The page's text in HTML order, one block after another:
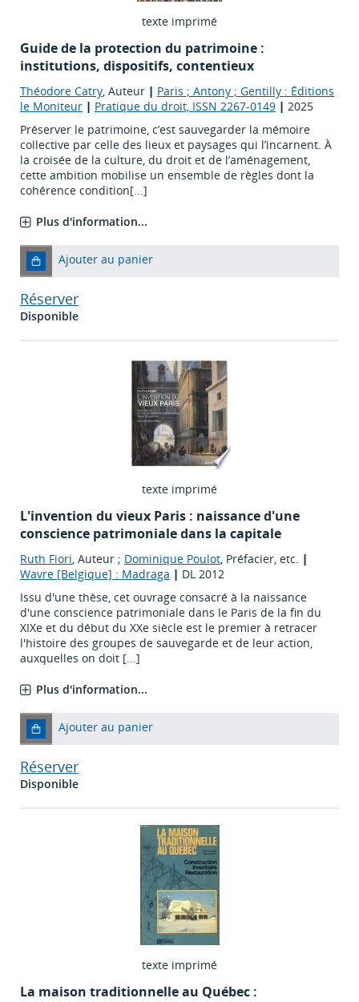
texte imprimé
Guide de la protection du patrimoine :
institutions, dispositifs, contentieux
Théodore Catry, Auteur | Paris ; Antony ; Gentilly : Éditions
le Moniteur | Pratique du droit, ISSN 2267-0149 | 2025
Préserver le patrimoine, c’est sauvegarder la mémoire
collective par celle des lieux et paysages qui l’incarnent. À
la croisée de la culture, du droit et de l’aménagement,
cette ambition mobilise un ensemble de règles dont la
cohérence condition[...]
Plus d'information...
Ajouter au panier
Réserver
Disponible
texte imprimé
L'invention du vieux Paris : naissance d'une
conscience patrimoniale dans la capitale
Ruth Fiori, Auteur ; Dominique Poulot, Préfacier, etc. |
Wavre [Belgique] : Madraga | DL 2012
Issu d'une thèse, cet ouvrage consacré à la naissance
d'une conscience patrimoniale dans le Paris de la fin du
XIXe et du début du XXe siècle est le premier à retracer
l'histoire des groupes de sauvegarde et de leur action,
auxquelles on doit [...]
Plus d'information...
Ajouter au panier
Réserver
Disponible
texte imprimé
La maison traditionnelle au Québec :